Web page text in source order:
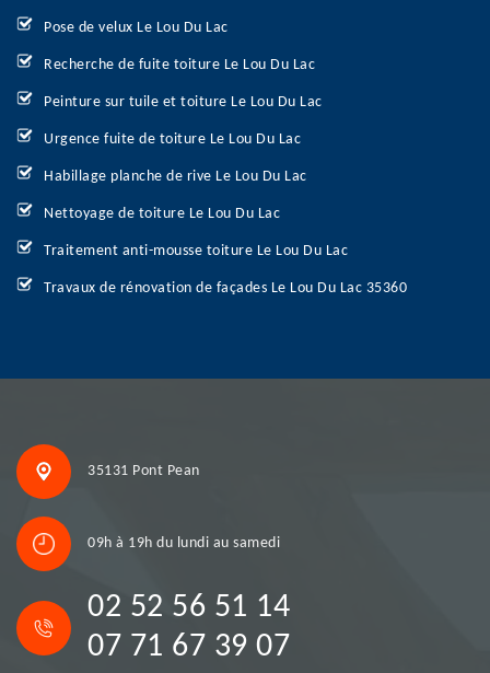
Pose de velux Le Lou Du Lac
Recherche de fuite toiture Le Lou Du Lac
Peinture sur tuile et toiture Le Lou Du Lac
Urgence fuite de toiture Le Lou Du Lac
Habillage planche de rive Le Lou Du Lac
Nettoyage de toiture Le Lou Du Lac
Traitement anti-mousse toiture Le Lou Du Lac
Travaux de rénovation de façades Le Lou Du Lac 35360
35131 Pont Pean
09h à 19h du lundi au samedi
02 52 56 51 14
07 71 67 39 07